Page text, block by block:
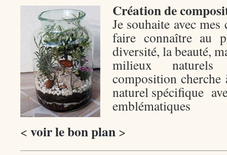
Création de
Je souhaite avec
faire connaître au
diversité, la beauté,
milieux naturels
composition
naturel spécifique
emblématiques
< voir le bon plan >